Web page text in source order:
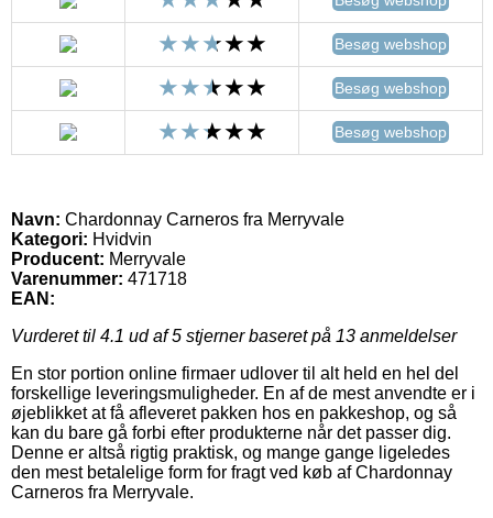
Besøg webshop
Besøg webshop
Besøg webshop
Navn: Chardonnay Carneros fra Merryvale
Kategori: Hvidvin
Producent: Merryvale
Varenummer: 471718
EAN:
Vurderet til 4.1 ud af 5 stjerner baseret på 13 anmeldelser
En stor portion online firmaer udlover til alt held en hel del
forskellige leveringsmuligheder. En af de mest anvendte er i
øjeblikket at få afleveret pakken hos en pakkeshop, og så
kan du bare gå forbi efter produkterne når det passer dig.
Denne er altså rigtig praktisk, og mange gange ligeledes
den mest betalelige form for fragt ved køb af Chardonnay
Carneros fra Merryvale.